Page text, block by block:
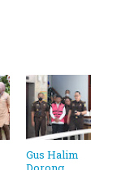
Gus Halim